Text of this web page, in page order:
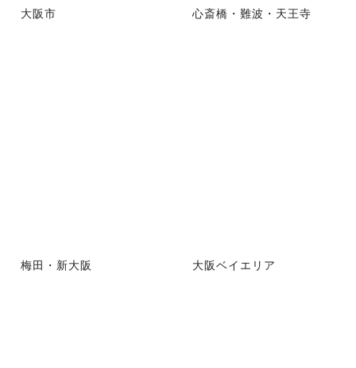
大阪市 心斎橋・難波・天王寺
梅田・新大阪 大阪ベイエリア